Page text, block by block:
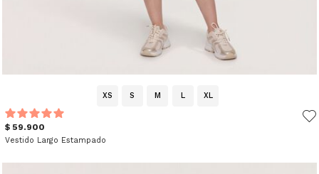
XS S M L XL
$ 59.900
Vestido Largo Estampado